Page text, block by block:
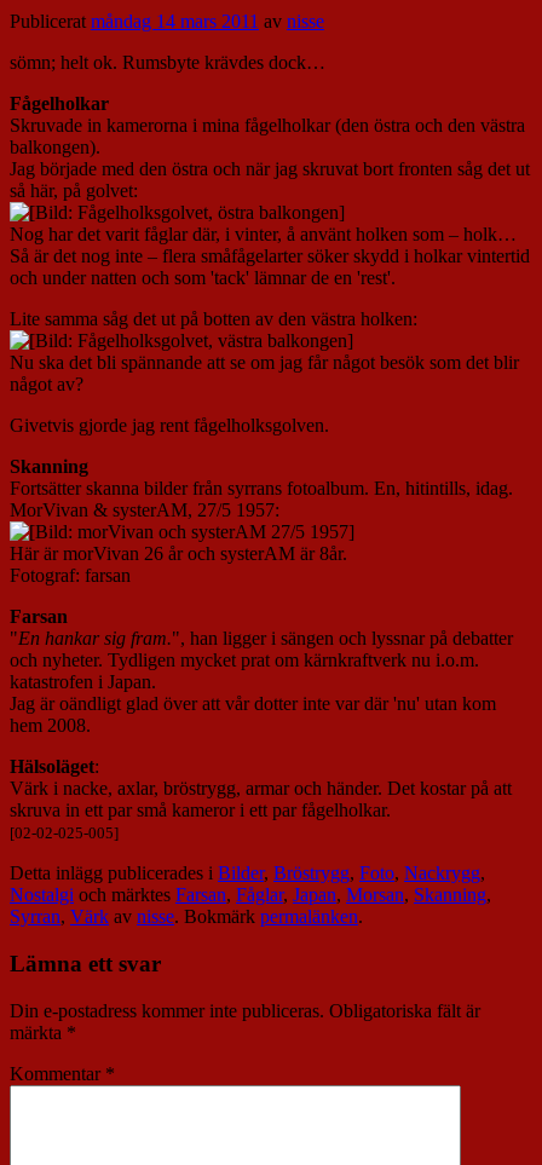
Publiceratmåndag 14 mars 2011 av nisse
sömn; helt ok. Rumsbyte krävdes dock…
Fågelholkar
Skruvade in kamerorna i mina fågelholkar (den östra och den västra
balkongen).
Jag började med den östra och när jag skruvat bort fronten såg det ut
så här, på golvet:
Nog har det varit fåglar där, i vinter, å använt holken som – holk…
Så är det nog inte – flera småfågelarter söker skydd i holkar vintertid
och under natten och som 'tack' lämnar de en 'rest'.
Lite samma såg det ut på botten av den västra holken:
Nu ska det bli spännande att se om jag får något besök som det blir
något av?
Givetvis gjorde jag rent fågelholksgolven.
Skanning
Fortsätter skanna bilder från syrrans fotoalbum. En, hitintills, idag.
MorVivan & systerAM, 27/5 1957:
Här är morVivan 26 år och systerAM är 8år.
Fotograf: farsan
Farsan
"En hankar sig fram.", han ligger i sängen och lyssnar på debatter
och nyheter. Tydligen mycket prat om kärnkraftverk nu i.o.m.
katastrofen i Japan.
Jag är oändligt glad över att vår dotter inte var där 'nu' utan kom
hem 2008.
Hälsoläget:
Värk i nacke, axlar, bröstrygg, armar och händer. Det kostar på att
skruva in ett par små kameror i ett par fågelholkar.
[02-02-025-005]
Detta inlägg publicerades i Bilder, Bröstrygg, Foto, Nackrygg,
Nostalgi och märktes Farsan, Fåglar, Japan, Morsan, Skanning,
Syrran, Värk av nisse. Bokmärk permalänken.
Lämna ett svar
Din e-postadress kommer inte publiceras. Obligatoriska fält är
märkta *
Kommentar *